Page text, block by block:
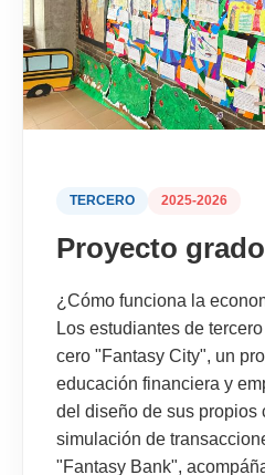
TERCERO 2025-2026
Proyecto
¿Cómo funciona la
Los estudiantes de
cero "Fantasy City", un
educación financiera y
del diseño de sus propios
simulación de
"Fantasy Bank",